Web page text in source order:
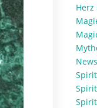
Herz